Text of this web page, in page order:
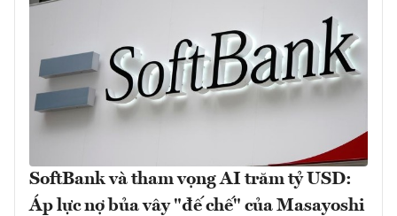
SoftBank và tham vọng AI trăm tỷ USD:
Áp lực nợ bủa vây "đế chế" của Masayoshi